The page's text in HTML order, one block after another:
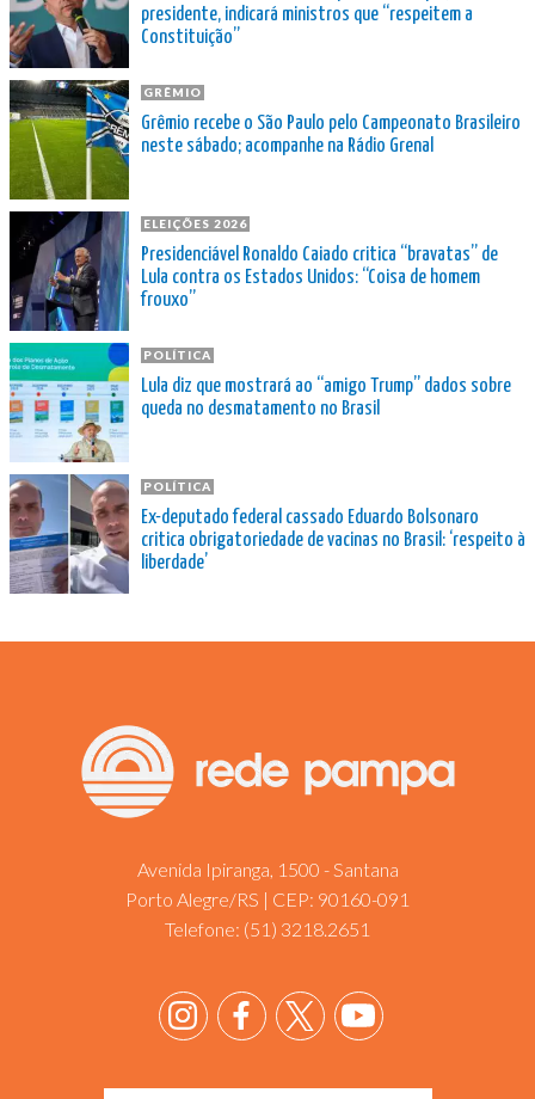
presidente, indicará ministros que “respeitem a
Constituição”
GRÊMIO
Grêmio recebe o São Paulo pelo Campeonato Brasileiro
neste sábado; acompanhe na Rádio Grenal
ELEIÇÕES 2026
Presidenciável Ronaldo Caiado critica “bravatas” de
Lula contra os Estados Unidos: “Coisa de homem
frouxo”
POLÍTICA
Lula diz que mostrará ao “amigo Trump” dados sobre
queda no desmatamento no Brasil
POLÍTICA
Ex-deputado federal cassado Eduardo Bolsonaro
critica obrigatoriedade de vacinas no Brasil: ‘respeito à
liberdade’
Avenida Ipiranga, 1500 - Santana
Porto Alegre/RS | CEP: 90160-091
Telefone: (51) 3218.2651